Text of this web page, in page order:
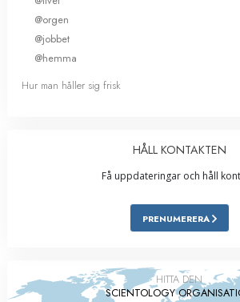
@orgen
@jobbet
@hemma
Hur man håller sig frisk
HÅLL KONTAKTEN
Få uppdateringar och håll
PRENUMERERA
HITTA DEN
SCIENTOLOGY